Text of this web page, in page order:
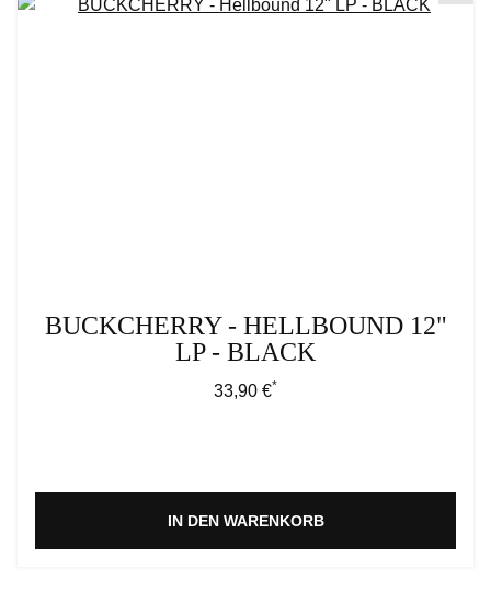
BUCKCHERRY - HELLBOUND 12"
LP - BLACK
Regulärer Preis:
33,90 €*
IN DEN WARENKORB